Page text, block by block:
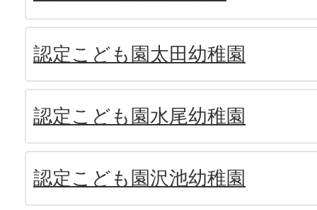
認定こども園太田幼稚園
認定こども園水尾幼稚園
認定こども園沢池幼稚園